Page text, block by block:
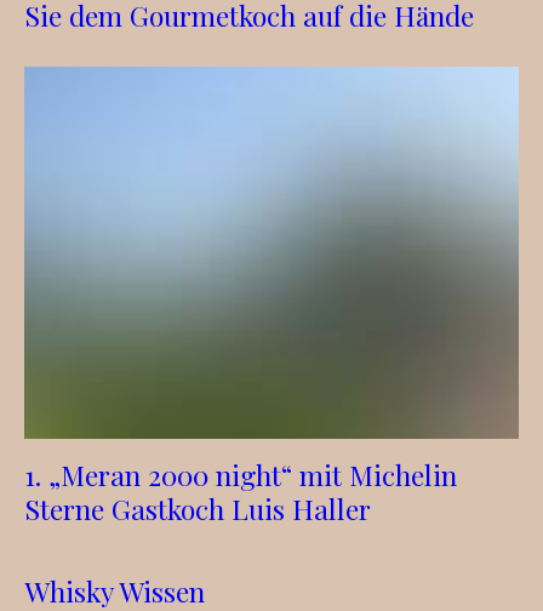
Sie dem Gourmetkoch auf die Hände
1. „Meran 2000 night“ mit Michelin
Sterne Gastkoch Luis Haller
Whisky Wissen